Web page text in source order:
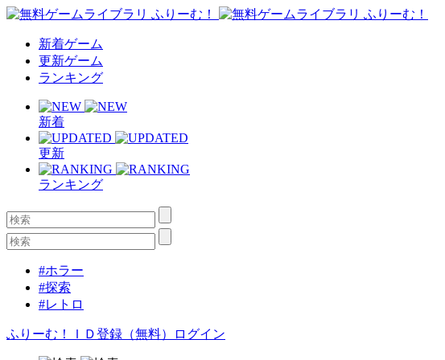
新着ゲーム
更新ゲーム
ランキング
新着
更新
ランキング
#ホラー
#探索
#レトロ
ふりーむ！ＩＤ登録（無料） ログイン